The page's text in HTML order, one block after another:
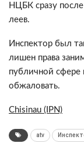
НЦБК сразу
леев.
Инспектор был
лишен права
публичной сфере
обжаловать.
Chisinau (IPN)
atv